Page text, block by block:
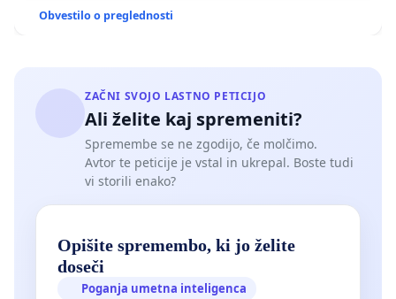
Obvestilo o preglednosti
ZAČNI SVOJO LASTNO PETICIJO
Ali želite kaj spremeniti?
Spremembe se ne zgodijo, če molčimo.
Avtor te peticije je vstal in ukrepal. Boste tudi
vi storili enako?
Opišite spremembo, ki jo želite
doseči
Poganja umetna inteligenca